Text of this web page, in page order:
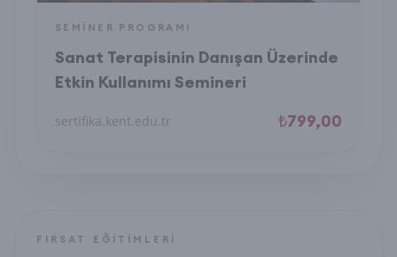
SEMINER PROGRAMI
Sanat Terapisinin Danışan Üzerinde
Etkin Kullanımı Semineri
sertifika.kent.edu.tr ₺799,00
FIRSAT EĞITIMLERI